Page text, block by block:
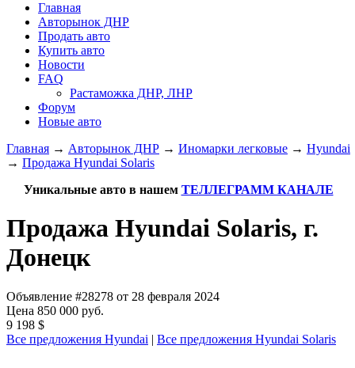
Главная
Авторынок ДНР
Продать авто
Купить авто
Новости
FAQ
Растаможка ДНР, ЛНР
Форум
Новые авто
Главная → Авторынок ДНР → Иномарки легковые → Hyundai
→ Продажа Hyundai Solaris
Уникальные авто в нашем ТЕЛЛЕГРАММ КАНАЛЕ
Продажа Hyundai Solaris, г.
Донецк
Объявление #28278 от 28 февраля 2024
Цена 850 000 руб.
9 198 $
Все предложения Hyundai | Все предложения Hyundai Solaris